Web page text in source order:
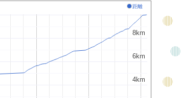
距離
4km
4km
6km
6km
8km
8km